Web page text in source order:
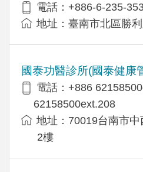
電話：+886-6-235-
地址：臺南市北區勝
國泰功醫診所(國泰健康
電話：+886
62158500ext.208
地址：70019台南市
2樓